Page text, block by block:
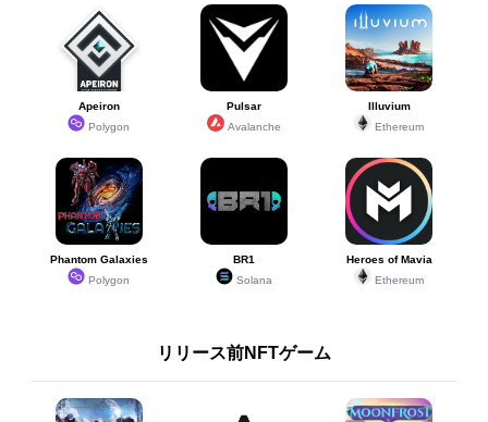
Apeiron
Polygon
Pulsar
Avalanche
Illuvium
Ethereum
Phantom Galaxies
Polygon
BR1
Solana
Heroes of Mavia
Ethereum
リリース前NFTゲーム